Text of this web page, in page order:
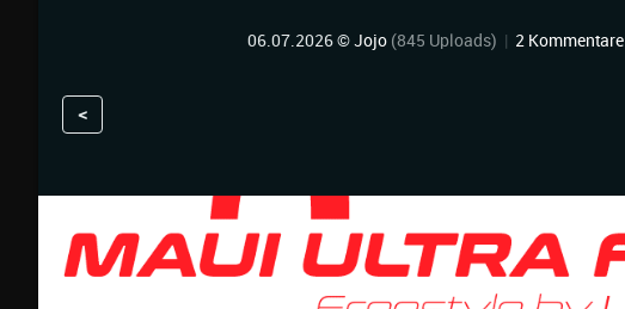
06.07.2026 ©Jojo (845 Uploads) | 2 Kommentare
<